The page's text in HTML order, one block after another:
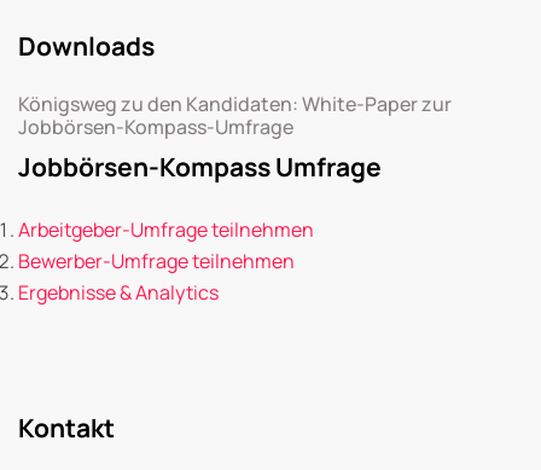
Downloads
Königsweg zu den Kandidaten: White-Paper zur
Jobbörsen-Kompass-Umfrage
Jobbörsen-Kompass Umfrage
Arbeitgeber-Umfrage teilnehmen
Bewerber-Umfrage teilnehmen
Ergebnisse & Analytics
Kontakt